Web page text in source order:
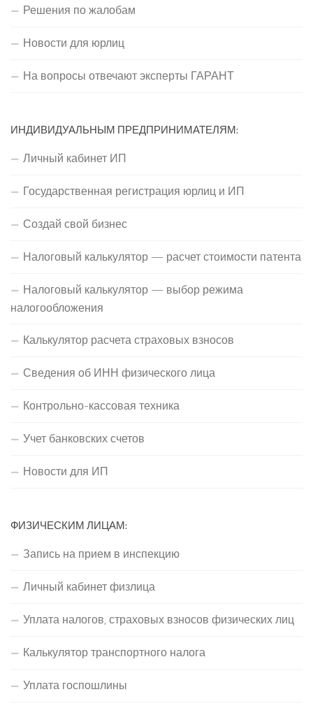
Решения по жалобам
Новости для юрлиц
На вопросы отвечают эксперты ГАРАНТ
ИНДИВИДУАЛЬНЫМ ПРЕДПРИНИМАТЕЛЯМ:
Личный кабинет ИП
Государственная регистрация юрлиц и ИП
Создай свой бизнес
Налоговый калькулятор — расчет стоимости патента
Налоговый калькулятор — выбор режима
налогообложения
Калькулятор расчета страховых взносов
Сведения об ИНН физического лица
Контрольно-кассовая техника
Учет банковских счетов
Новости для ИП
ФИЗИЧЕСКИМ ЛИЦАМ:
Запись на прием в инспекцию
Личный кабинет физлица
Уплата налогов, страховых взносов физических лиц
Калькулятор транспортного налога
Уплата госпошлины